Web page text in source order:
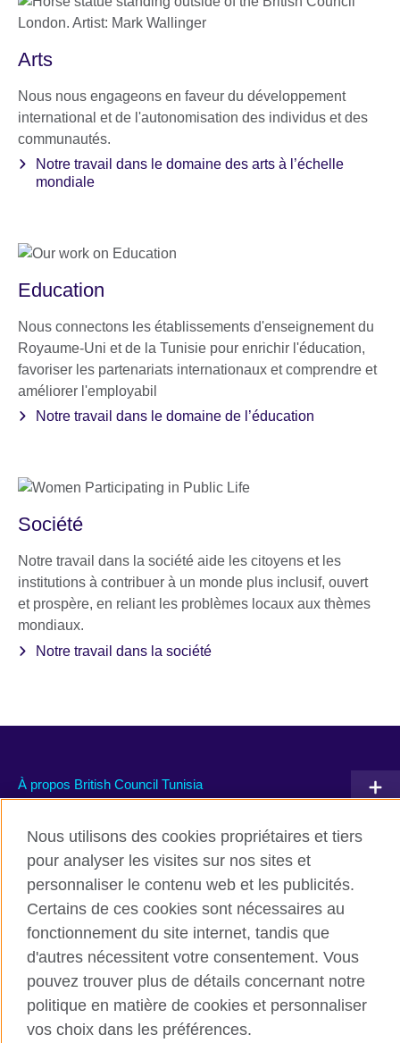
Arts
Nous nous engageons en faveur du développement
international et de l'autonomisation des individus et des
communautés.
Notre travail dans le domaine des arts à l’échelle
mondiale
Education
Nous connectons les établissements d'enseignement du
Royaume-Uni et de la Tunisie pour enrichir l'éducation,
favoriser les partenariats internationaux et comprendre et
améliorer l'employabil
Notre travail dans le domaine de l’éducation
Société
Notre travail dans la société aide les citoyens et les
institutions à contribuer à un monde plus inclusif, ouvert
et prospère, en reliant les problèmes locaux aux thèmes
mondiaux.
Notre travail dans la société
À propos British Council Tunisia
Communiquez avec nous
British Council global
Conditions d’utilisation et protection des données
Nous utilisons des cookies propriétaires et tiers
pour analyser les visites sur nos sites et
personnaliser le contenu web et les publicités.
Certains de ces cookies sont nécessaires au
fonctionnement du site internet, tandis que
d'autres nécessitent votre consentement. Vous
pouvez trouver plus de détails concernant notre
politique en matière de cookies et personnaliser
vos choix dans les préférences.